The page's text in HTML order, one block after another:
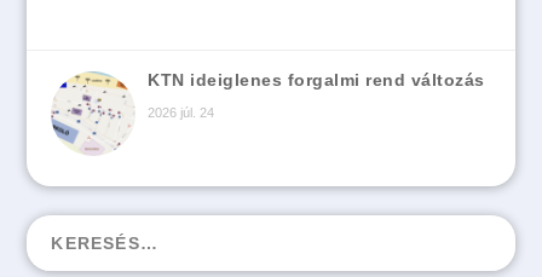
KTN ideiglenes forgalmi rend változás
2026 júl. 24